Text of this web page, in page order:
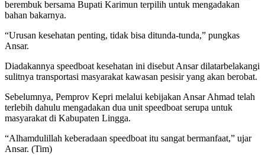
berembuk bersama Bupati Karimun terpilih untuk mengadakan
bahan bakarnya.
“Urusan kesehatan penting, tidak bisa ditunda-tunda,” pungkas
Ansar.
Diadakannya speedboat kesehatan ini disebut Ansar dilatarbelakangi
sulitnya transportasi masyarakat kawasan pesisir yang akan berobat.
Sebelumnya, Pemprov Kepri melalui kebijakan Ansar Ahmad telah
terlebih dahulu mengadakan dua unit speedboat serupa untuk
masyarakat di Kabupaten Lingga.
“Alhamdulillah keberadaan speedboat itu sangat bermanfaat,” ujar
Ansar. (Tim)